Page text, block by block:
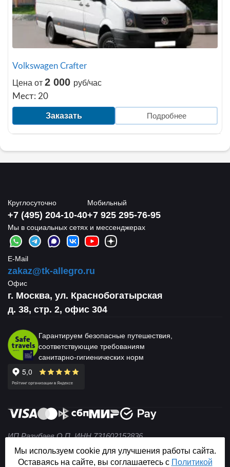
Volkswagen Crafter
Цена от 2 000 руб/час
Мест: 20
Заказать Подробнее
Круглосуточно
+7 (495) 204-10-40
Мобильный
+7 925 295-76-95
Мы в социальных сетях и мессенджерах
E-Mail
zakaz@tk-allegro.ru
Офис
г. Москва, ул. Краснобогатырская
д. 38, стр. 2, офис 304
Гарантируем безопасные путешествия,
соответствующие требованиям
санитарно-гигиенических норм
ИП Разубаев О.П. ИНН 731602152836
© 2004 — 2026 Не является публичной офертой (ст. 437
ГК РФ).
Мы используем cookie для улучшения работы сайта.
Оставаясь на сайте, вы соглашаетесь с Политикой